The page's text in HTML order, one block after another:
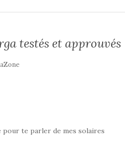
testés et approuvés
pour te parler de mes solaires